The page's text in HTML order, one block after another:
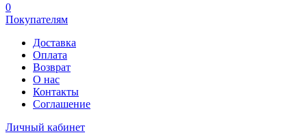
0
Покупателям
Доставка
Оплата
Возврат
О нас
Контакты
Соглашение
Личный кабинет